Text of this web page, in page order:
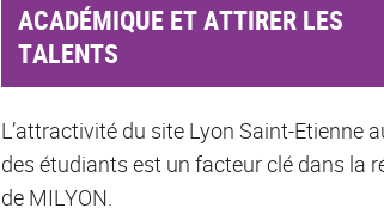
ACADÉMIQUE ET ATTIRER LES
TALENTS
L’attractivité du site Lyon Saint-Etienne
des étudiants est un facteur clé dans la
de MILYON.